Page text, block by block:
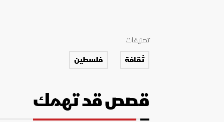
تصنيفات
ثقافة فلسطين
قصص قد تهمك